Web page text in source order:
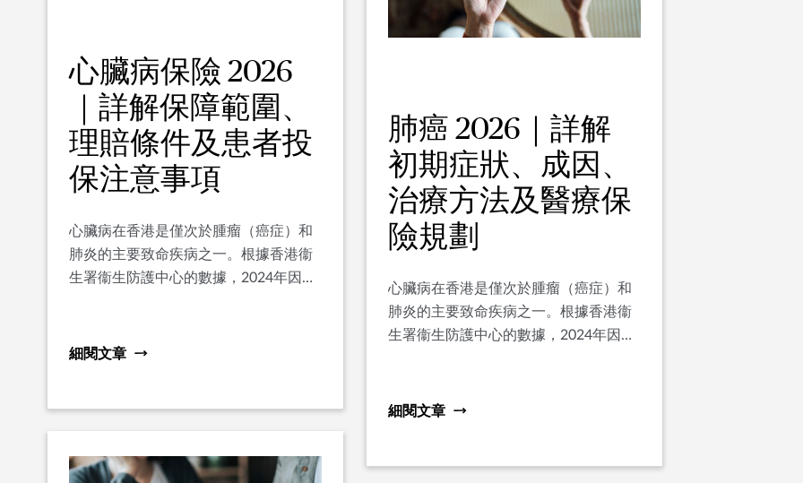
心臟病保險 2026
｜詳解保障範圍、
理賠條件及患者投
保注意事項
心臟病在香港是僅次於腫瘤（癌症）和
肺炎的主要致命疾病之一。根據香港衞
生署衞生防護中心的數據，2024年因心
遍。隨著都市人生活節奏加速、精神壓
細閱文章
肺癌 2026｜詳解
初期症狀、成因、
治療方法及醫療保
險規劃
心臟病在香港是僅次於腫瘤（癌症）和
肺炎的主要致命疾病之一。根據香港衞
生署衞生防護中心的數據，2024年因心
遍。隨著都市人生活節奏加速、精神壓
細閱文章